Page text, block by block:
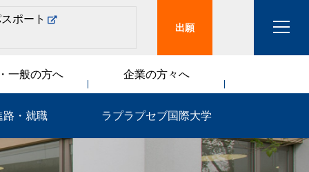
ポート
一般の方へ 企業の方々へ
路・就職 ラプラプセブ国際大学
出願